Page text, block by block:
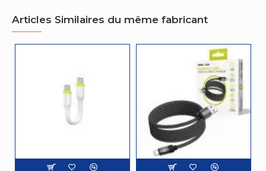
Autres caractéristiques
Articles Similaires du même fabricant